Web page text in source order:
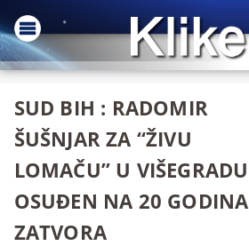
SUD BIH : RADOMIR
ŠUŠNJAR ZA “ŽIVU
LOMAČU” U VIŠEGRADU
OSUĐEN NA 20 GODINA
ZATVORA